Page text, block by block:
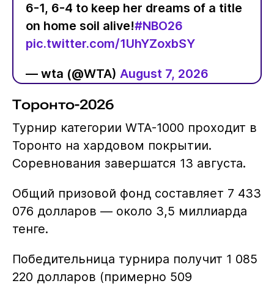
6-1, 6-4 to keep her dreams of a title
on home soil alive!#NBO26
pic.twitter.com/1UhYZoxbSY
— wta (@WTA) August 7, 2026
Торонто-2026
Турнир категории WTA-1000 проходит в
Торонто на хардовом покрытии.
Соревнования завершатся 13 августа.
Общий призовой фонд составляет 7 433
076 долларов — около 3,5 миллиарда
тенге.
Победительница турнира получит 1 085
220 долларов (примерно 509